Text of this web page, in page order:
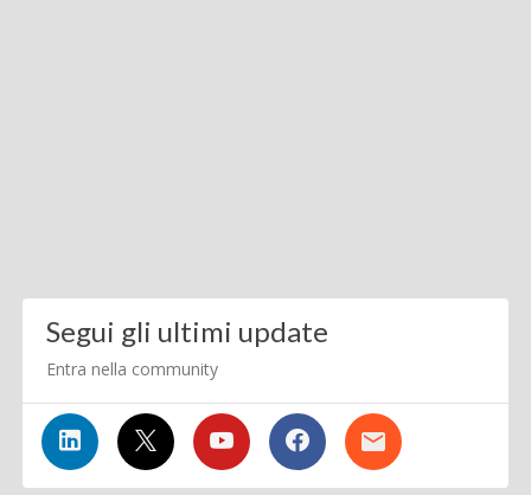
Segui gli ultimi update
Entra nella community